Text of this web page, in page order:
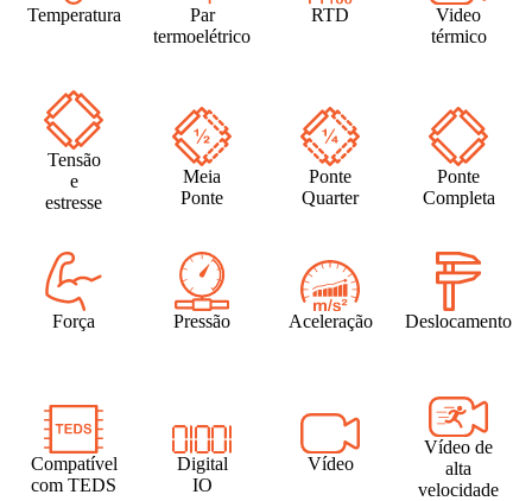
Temperatura
Par
termoelétrico
RTD
Video
térmico
Tensão
e
estresse
Meia
Ponte
Ponte
Quarter
Ponte
Completa
Força Pressão Aceleração Deslocamento
Compatível
com TEDS
Digital
IO
Vídeo
Vídeo de
alta
velocidade